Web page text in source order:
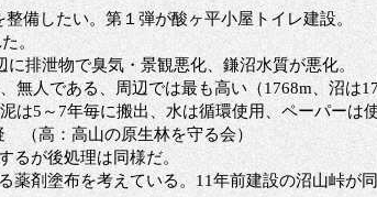
備したい。第１弾が酸ヶ平小屋トイレ建設。
。
排泄物で臭気・景観悪化、鎌沼水質が悪化。
無人である、周辺では最も高い（1768m、沼は
は5～7年毎に搬出、水は循環使用、ペーパーは
（高：高山の原生林を守る会）
るが後処理は同様だ。
薬剤塗布を考えている。11年前建設の沼山峠が